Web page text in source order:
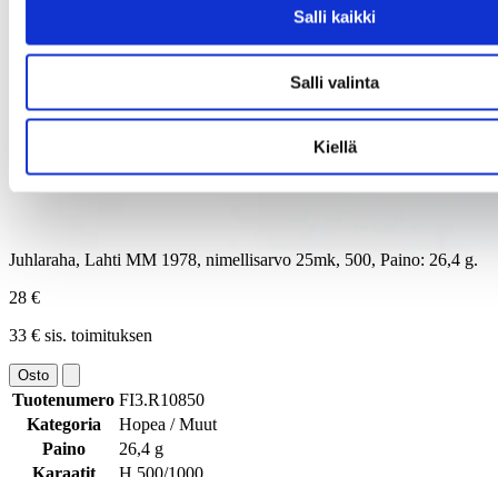
Salli kaikki
Salli valinta
Kiellä
Juhlaraha, Lahti MM 1978, nimellisarvo 25mk, 500, Paino: 26,4 g.
28 €
33 € sis. toimituksen
Osto
Tuotenumero FI3.R10850
Kategoria
Hopea / Muut
Paino
26,4 g
Karaatit
H 500/1000